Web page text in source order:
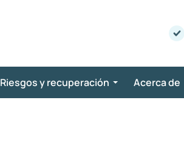
Riesgos y recuperación Acerca de